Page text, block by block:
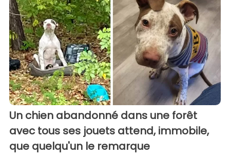
Un chien abandonné dans une forêt
avec tous ses jouets attend, immobile,
que quelqu'un le remarque